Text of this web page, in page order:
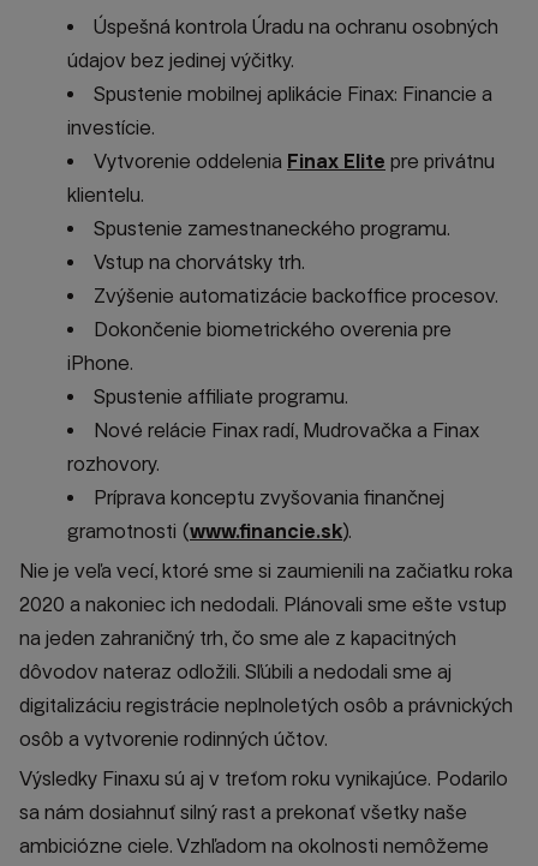
Úspešná kontrola Úradu na ochranu osobných
údajov bez jedinej výčitky.
Spustenie mobilnej aplikácie Finax: Financie a
investície.
Vytvorenie oddelenia Finax Elite pre privátnu
klientelu.
Spustenie zamestnaneckého programu.
Vstup na chorvátsky trh.
Zvýšenie automatizácie backoffice procesov.
Dokončenie biometrického overenia pre
iPhone.
Spustenie affiliate programu.
Nové relácie Finax radí, Mudrovačka a Finax
rozhovory.
Príprava konceptu zvyšovania finančnej
gramotnosti (www.financie.sk).
Nie je veľa vecí, ktoré sme si zaumienili na začiatku roka
2020 a nakoniec ich nedodali. Plánovali sme ešte vstup
na jeden zahraničný trh, čo sme ale z kapacitných
dôvodov nateraz odložili. Sľúbili a nedodali sme aj
digitalizáciu registrácie neplnoletých osôb a právnických
osôb a vytvorenie rodinných účtov.
Výsledky Finaxu sú aj v treťom roku vynikajúce. Podarilo
sa nám dosiahnuť silný rast a prekonať všetky naše
ambiciózne ciele. Vzhľadom na okolnosti nemôžeme